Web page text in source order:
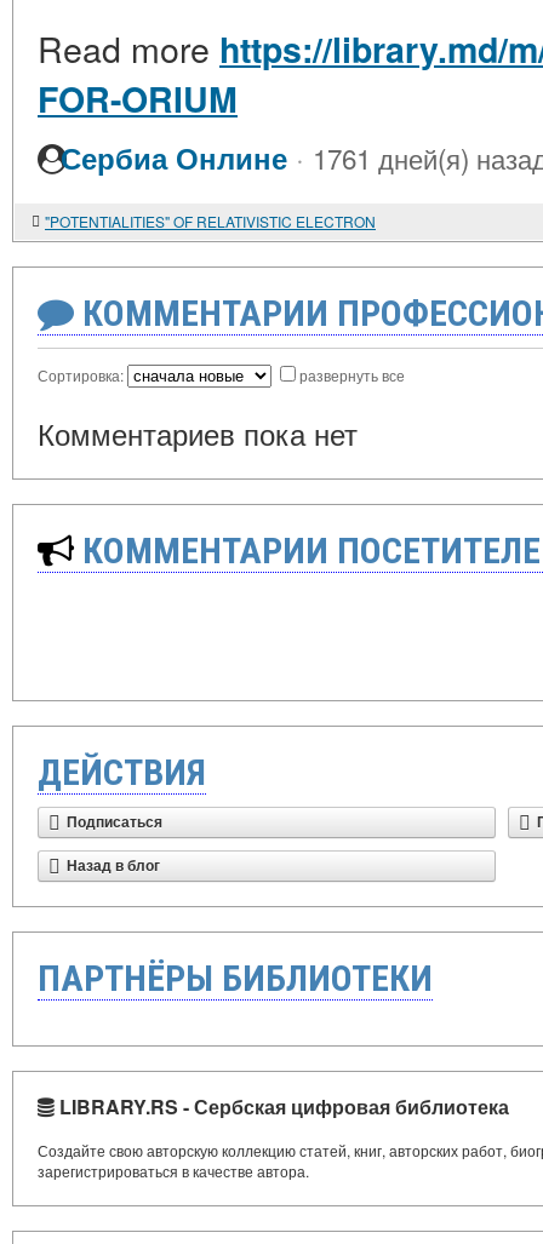
Read more https://library.md/
FOR-ORIUM
Сербиа Онлине · 1761 дней(я)
"POTENTIALITIES" OF RELATIVISTIC ELECTRON
КОММЕНТАРИИ
Сортировка: развернуть все
Комментариев пока нет
КОММЕНТАРИИ
ДЕЙСТВИЯ
Подписаться
Назад в блог
ПАРТНЁРЫ БИБЛИОТЕКИ
LIBRARY.RS - Сербская цифровая библиотека
Создайте свою авторскую коллекцию статей, книг, авторских работ,
зарегистрироваться в качестве автора.